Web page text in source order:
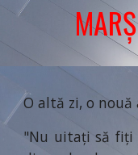
O altă zi, o
"Nu uitați să fiți